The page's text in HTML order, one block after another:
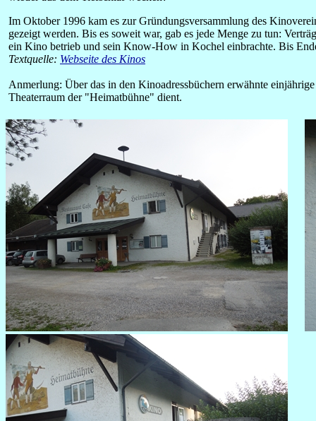
Im Oktober 1996 kam es zur Gründungsversammlung des
gezeigt werden. Bis es soweit war, gab es jede Menge zu tun:
ein Kino betrieb und sein Know-How in Kochel einbrachte. Bis
Textquelle: Webseite des Kinos
Anmerlung: Über das in den Kinoadressbüchern erwähnte
Theaterraum der "Heimatbühne" dient.